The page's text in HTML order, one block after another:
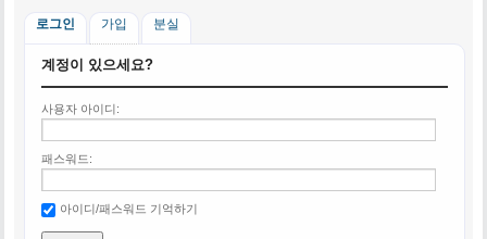
로그인 가입 분실
계정이 있으세요?
사용자 아이디:
패스워드:
아이디/패스워드 기억하기